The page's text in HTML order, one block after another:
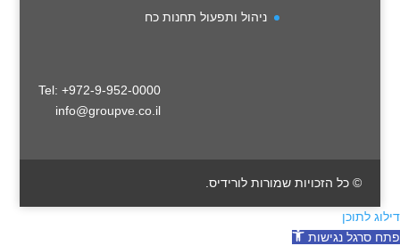
ניהול ותפעול תחנות כח
Tel: +972-9-952-0000
info@groupve.co.il
© כל הזכויות שמורות לורידיס.
דילוג לתוכן
פתח סרגל נגישות